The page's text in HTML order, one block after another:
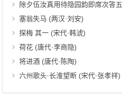
除夕伍汝真用待隐园韵即席次答五首
塞翁失马 (两汉·刘安)
探梅 其一 (宋代·韩淲)
荷花 (唐代·李商隐)
将进酒 (唐代·陈陶)
六州歌头·长淮望断 (宋代·张孝祥)